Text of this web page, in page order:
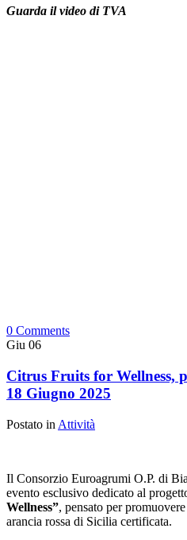
Guarda il video di TVA
0 Comments
Giu 06
Citrus Fruits for Wellness,
18 Giugno 2025
Postato in Attività
Il Consorzio Euroagrumi O.P. di
evento esclusivo dedicato al
Wellness”, pensato per
arancia rossa di Sicilia certificata.